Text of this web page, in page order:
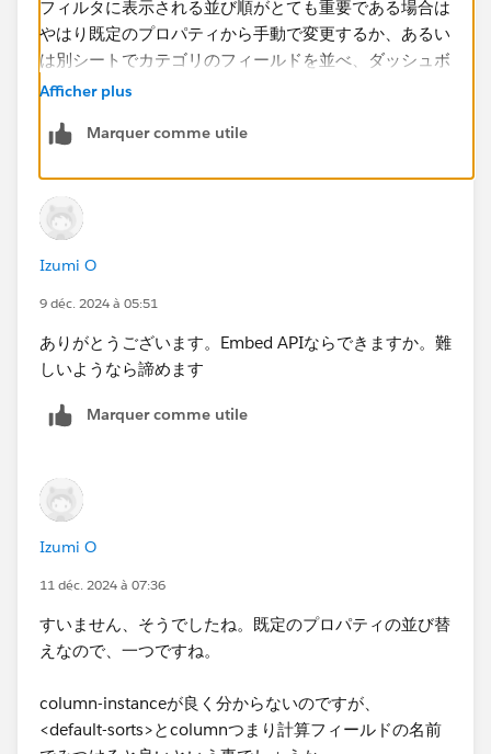
フィルタに表示される並び順がとても重要である場合は
やはり既定のプロパティから手動で変更するか、あるい
は別シートでカテゴリのフィールドを並べ、ダッシュボ
ードに入れてフィルタアクションを起動するかという方
Afficher plus
Marquer comme utile
Izumi O
9 déc. 2024 à 05:51
ありがとうございます。Embed APIならできますか。難
しいようなら諦めます
Marquer comme utile
Izumi O
11 déc. 2024 à 07:36
すいません、そうでしたね。既定のプロパティの並び替
えなので、一つですね。
column-instanceが良く分からないのですが、
<default-sorts>とcolumnつまり計算フィールドの名前